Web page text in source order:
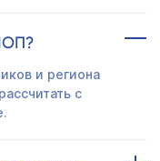
и региона
с